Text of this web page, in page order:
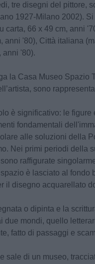
tre disegni del pittore,
1927-Milano 2002).
carta, 66 x 49 cm, anni
anni '80), Città italiana
anni '80).
la Casa Museo Spazio
sono
è significativo: le figure
fondamentali
alle soluzioni della
Nei primi periodi della
raffigurate
è lasciato al fondo
il disegno acquarellato
o dipinta e la
due mondi, quello
fatto di passaggi e
sale di un museo,